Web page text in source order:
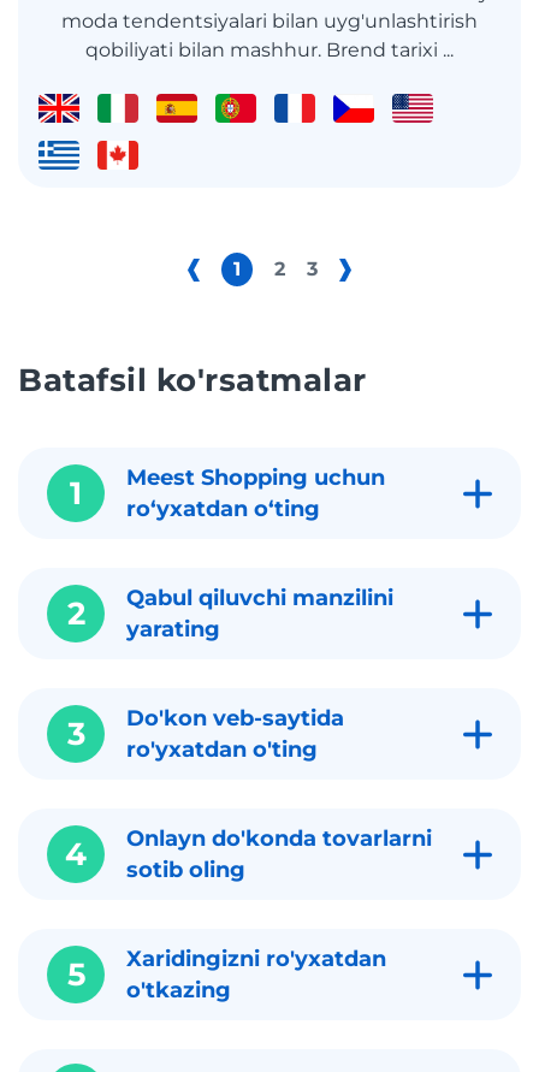
moda tendentsiyalari bilan uyg'unlashtirish
qobiliyati bilan mashhur. Brend tarixi ...
1 2 3
Batafsil ko'rsatmalar
1
Meest Shopping uchun
roʻyxatdan oʻting
2
Qabul qiluvchi manzilini
yarating
3
Do'kon veb-saytida
ro'yxatdan o'ting
4
Onlayn do'konda tovarlarni
sotib oling
5
Xaridingizni ro'yxatdan
o'tkazing